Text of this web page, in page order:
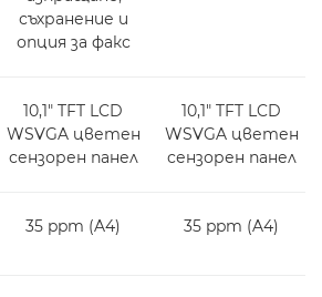
съхранение и
опция за факс
10,1" TFT LCD
WSVGA цветен
сензорен панел
10,1" TFT LCD
WSVGA цветен
сензорен панел
35 ppm (A4) 35 ppm (A4)